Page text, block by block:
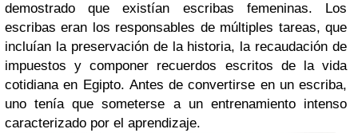
demostrado que existían escribas femeninas. Los
escribas eran los responsables de múltiples tareas, que
incluían la preservación de la historia, la recaudación de
impuestos y componer recuerdos escritos de la vida
cotidiana en Egipto. Antes de convertirse en un escriba,
uno tenía que someterse a un entrenamiento intenso
caracterizado por el aprendizaje.